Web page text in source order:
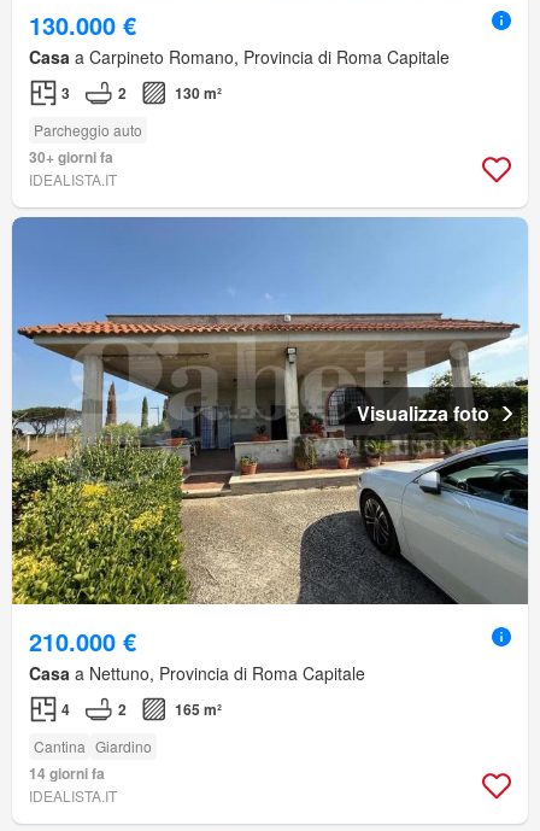
130.000 €
Casa a Carpineto Romano, Provincia di Roma Capitale
3 2 130 m²
Parcheggio auto
30+ giorni fa
IDEALISTA.IT
Visualizza foto
210.000 €
Casa a Nettuno, Provincia di Roma Capitale
4 2 165 m²
Cantina Giardino
14 giorni fa
IDEALISTA.IT